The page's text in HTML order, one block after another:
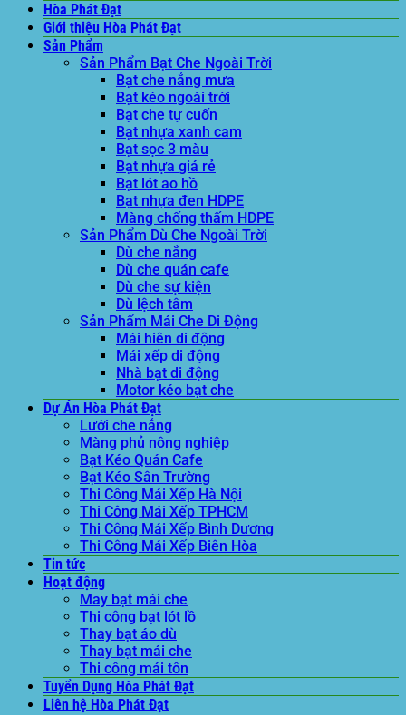
Hòa Phát Đạt
Giới thiệu Hòa Phát Đạt
Sản Phẩm
Sản Phẩm Bạt Che Ngoài Trời
Bạt che nắng mưa
Bạt kéo ngoài trời
Bạt che tự cuốn
Bạt nhựa xanh cam
Bạt sọc 3 màu
Bạt nhựa giá rẻ
Bạt lót ao hồ
Bạt nhựa đen HDPE
Màng chống thấm HDPE
Sản Phẩm Dù Che Ngoài Trời
Dù che nắng
Dù che quán cafe
Dù che sự kiện
Dù lệch tâm
Sản Phẩm Mái Che Di Động
Mái hiên di động
Mái xếp di động
Nhà bạt di động
Motor kéo bạt che
Dự Án Hòa Phát Đạt
Lưới che nắng
Màng phủ nông nghiệp
Bạt Kéo Quán Cafe
Bạt Kéo Sân Trường
Thi Công Mái Xếp Hà Nội
Thi Công Mái Xếp TPHCM
Thi Công Mái Xếp Bình Dương
Thi Công Mái Xếp Biên Hòa
Tin tức
Hoạt động
May bạt mái che
Thi công bạt lót lồ
Thay bạt áo dù
Thay bạt mái che
Thi công mái tôn
Tuyển Dụng Hòa Phát Đạt
Liên hệ Hòa Phát Đạt